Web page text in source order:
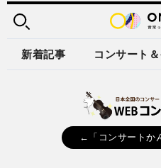
新着記事 コンサート
←「コンサートか